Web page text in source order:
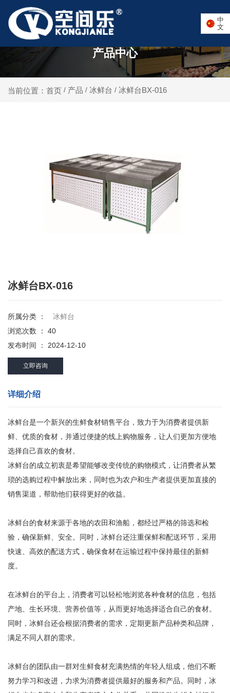
中
文
产品中心
当前位置：首页 / 产品 / 冰鲜台 / 冰鲜台BX-016
冰鲜台BX-016
所属分类 ：
冰鲜台
浏览次数 ： 40
发布时间 ： 2024-12-10
立即咨询
详细介绍
冰鲜台是一个新兴的生鲜食材销售平台，致力于为消费者提供新
鲜、优质的食材，并通过便捷的线上购物服务，让人们更加方便地
选择自己喜欢的食材。
冰鲜台的成立初衷是希望能够改变传统的购物模式，让消费者从繁
琐的选购过程中解放出来，同时也为农户和生产者提供更加直接的
销售渠道，帮助他们获得更好的收益。
冰鲜台的食材来源于各地的农田和渔船，都经过严格的筛选和检
验，确保新鲜、安全。同时，冰鲜台还注重保鲜和配送环节，采用
快速、高效的配送方式，确保食材在运输过程中保持最佳的新鲜
度。
在冰鲜台的平台上，消费者可以轻松地浏览各种食材的信息，包括
产地、生长环境、营养价值等，从而更好地选择适合自己的食材。
同时，冰鲜台还会根据消费者的需求，定期更新产品种类和品牌，
满足不同人群的需求。
冰鲜台的团队由一群对生鲜食材充满热情的年轻人组成，他们不断
努力学习和改进，力求为消费者提供最好的服务和产品。同时，冰